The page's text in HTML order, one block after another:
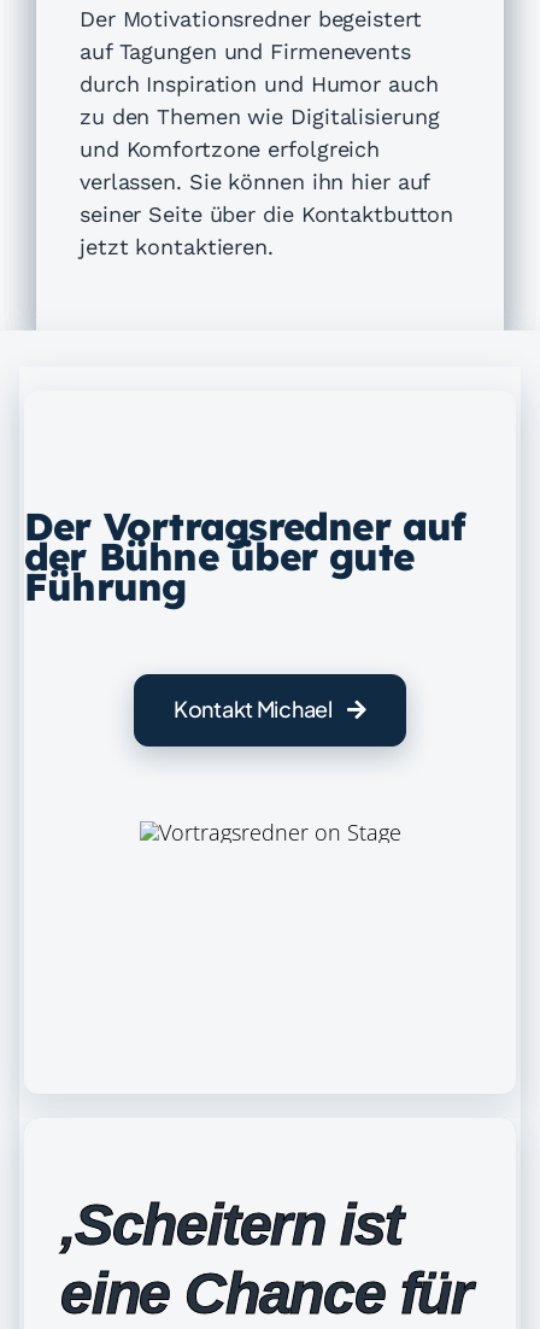
Der Motivationsredner begeistert
auf Tagungen und Firmenevents
durch Inspiration und Humor auch
zu den Themen wie Digitalisierung
und Komfortzone erfolgreich
verlassen. Sie können ihn hier auf
seiner Seite über die Kontaktbutton
jetzt kontaktieren.
Der Vortragsredner auf
der Bühne über gute
Führung
Kontakt Michael
‚Scheitern ist
eine Chance für